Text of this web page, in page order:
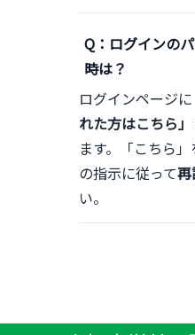
Q：ログインの
時は？
ログインページに
れた方はこちら」
ます。「こちら
の指示に従って
い。